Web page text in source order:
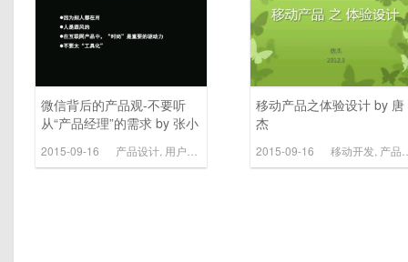
微信背后的产品观-不要听
从“产品经理”的需求 by 张小
2015-09-16 产品设计 用户体验
移动产品之体验设计 by 唐
杰
2015-09-16 移动开发 产品设计